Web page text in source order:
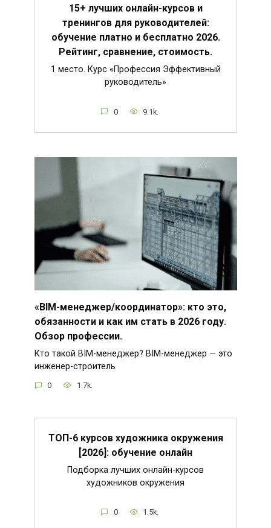
15+ лучших онлайн-курсов и
тренингов для руководителей:
обучение платно и бесплатно 2026.
Рейтинг, сравнение, стоимость.
1 место. Курс «Профессия Эффективный
руководитель»
0 9.1k.
«BIM-менеджер/координатор»: кто это,
обязанности и как им стать в 2026 году.
Обзор профессии.
Кто такой BIM-менеджер? BIM-менеджер — это
инженер-строитель
0 1.7k.
ТОП-6 курсов художника окружения
[2026]: обучение онлайн
Подборка лучших онлайн-курсов
художников окружения
0 1.5k.